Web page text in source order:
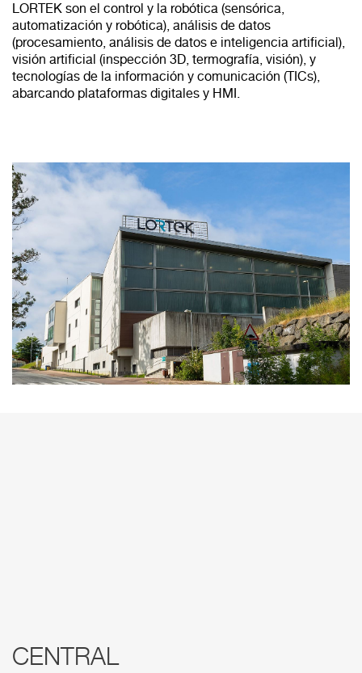
LORTEK son el control y la robótica (sensórica,
automatización y robótica), análisis de datos
(procesamiento, análisis de datos e inteligencia artificial),
visión artificial (inspección 3D, termografía, visión), y
tecnologías de la información y comunicación (TICs),
abarcando plataformas digitales y HMI.
CENTRAL
RED COMERCIAL